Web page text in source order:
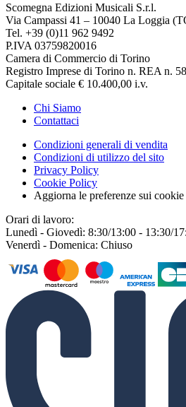
Scomegna Edizioni Musicali S.r.l.
Via Campassi 41 – 10040 La Loggia
Tel. +39 (0)11 962 9492
P.IVA 03759820016
Camera di Commercio di Torino
Registro Imprese di Torino n. REA n.
Capitale sociale € 10.400,00 i.v.
Chi Siamo
Contattaci
Condizioni generali di vendita
Condizioni di utilizzo del sito
Privacy Policy
Cookie Policy
Aggiorna le preferenze sui cookie
Orari di lavoro:
Lunedì - Giovedì: 8:30/13:00 - 13:30/
Venerdì - Domenica: Chiuso